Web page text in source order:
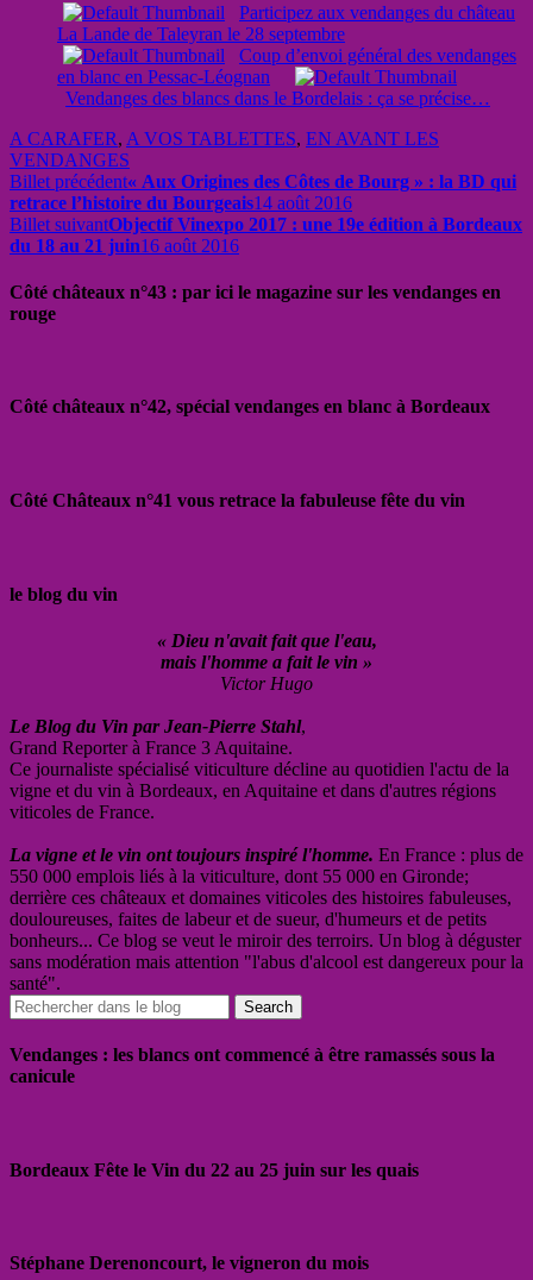
Participez aux vendanges du château
La Lande de Taleyran le 28 septembre
Coup d’envoi général des vendanges
en blanc en Pessac-Léognan
Vendanges des blancs dans le Bordelais : ça se précise…
A CARAFER, A VOS TABLETTES, EN AVANT LES
VENDANGES
Billet précédent« Aux Origines des Côtes de Bourg » : la BD qui
retrace l’histoire du Bourgeais14 août 2016
Billet suivantObjectif Vinexpo 2017 : une 19e édition à Bordeaux
du 18 au 21 juin16 août 2016
Côté châteaux n°43 : par ici le magazine sur les vendanges en
rouge
Côté châteaux n°42, spécial vendanges en blanc à Bordeaux
Côté Châteaux n°41 vous retrace la fabuleuse fête du vin
le blog du vin
« Dieu n'avait fait que l'eau,
mais l'homme a fait le vin »
Victor Hugo
Le Blog du Vin par Jean-Pierre Stahl,
Grand Reporter à France 3 Aquitaine.
Ce journaliste spécialisé viticulture décline au quotidien l'actu de la
vigne et du vin à Bordeaux, en Aquitaine et dans d'autres régions
viticoles de France.
La vigne et le vin ont toujours inspiré l'homme. En France : plus de
550 000 emplois liés à la viticulture, dont 55 000 en Gironde;
derrière ces châteaux et domaines viticoles des histoires fabuleuses,
douloureuses, faites de labeur et de sueur, d'humeurs et de petits
bonheurs... Ce blog se veut le miroir des terroirs. Un blog à déguster
sans modération mais attention "l'abus d'alcool est dangereux pour la
santé".
Vendanges : les blancs ont commencé à être ramassés sous la
canicule
Bordeaux Fête le Vin du 22 au 25 juin sur les quais
Stéphane Derenoncourt, le vigneron du mois